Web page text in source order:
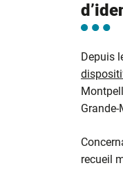
Depuis
recueil